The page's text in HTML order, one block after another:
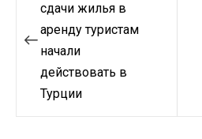
записям
сдачи жилья в
аренду туристам
начали
действовать в
Турции